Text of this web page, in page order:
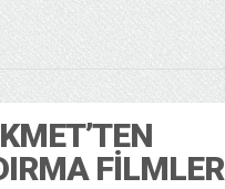
FILMLER